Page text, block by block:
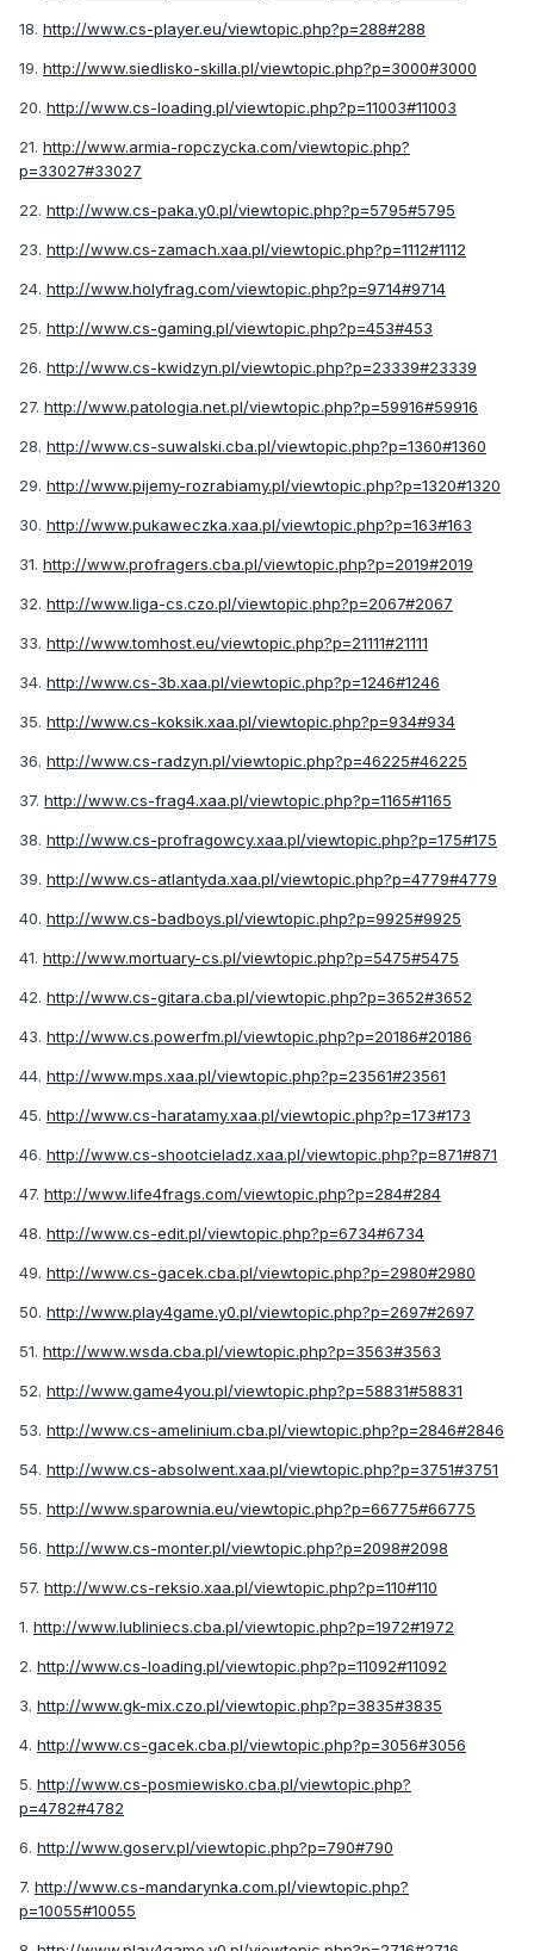
18. http://www.cs-player.eu/viewtopic.php?p=288#288
19. http://www.siedlisko-skilla.pl/viewtopic.php?p=3000#3000
20. http://www.cs-loading.pl/viewtopic.php?p=11003#11003
21. http://www.armia-ropczycka.com/viewtopic.php?
p=33027#33027
22. http://www.cs-paka.y0.pl/viewtopic.php?p=5795#5795
23. http://www.cs-zamach.xaa.pl/viewtopic.php?p=1112#1112
24. http://www.holyfrag.com/viewtopic.php?p=9714#9714
25. http://www.cs-gaming.pl/viewtopic.php?p=453#453
26. http://www.cs-kwidzyn.pl/viewtopic.php?p=23339#23339
27. http://www.patologia.net.pl/viewtopic.php?p=59916#59916
28. http://www.cs-suwalski.cba.pl/viewtopic.php?p=1360#1360
29. http://www.pijemy-rozrabiamy.pl/viewtopic.php?p=1320#1320
30. http://www.pukaweczka.xaa.pl/viewtopic.php?p=163#163
31. http://www.profragers.cba.pl/viewtopic.php?p=2019#2019
32. http://www.liga-cs.czo.pl/viewtopic.php?p=2067#2067
33. http://www.tomhost.eu/viewtopic.php?p=21111#21111
34. http://www.cs-3b.xaa.pl/viewtopic.php?p=1246#1246
35. http://www.cs-koksik.xaa.pl/viewtopic.php?p=934#934
36. http://www.cs-radzyn.pl/viewtopic.php?p=46225#46225
37. http://www.cs-frag4.xaa.pl/viewtopic.php?p=1165#1165
38. http://www.cs-profragowcy.xaa.pl/viewtopic.php?p=175#175
39. http://www.cs-atlantyda.xaa.pl/viewtopic.php?p=4779#4779
40. http://www.cs-badboys.pl/viewtopic.php?p=9925#9925
41. http://www.mortuary-cs.pl/viewtopic.php?p=5475#5475
42. http://www.cs-gitara.cba.pl/viewtopic.php?p=3652#3652
43. http://www.cs.powerfm.pl/viewtopic.php?p=20186#20186
44. http://www.mps.xaa.pl/viewtopic.php?p=23561#23561
45. http://www.cs-haratamy.xaa.pl/viewtopic.php?p=173#173
46. http://www.cs-shootcieladz.xaa.pl/viewtopic.php?p=871#871
47. http://www.life4frags.com/viewtopic.php?p=284#284
48. http://www.cs-edit.pl/viewtopic.php?p=6734#6734
49. http://www.cs-gacek.cba.pl/viewtopic.php?p=2980#2980
50. http://www.play4game.y0.pl/viewtopic.php?p=2697#2697
51. http://www.wsda.cba.pl/viewtopic.php?p=3563#3563
52. http://www.game4you.pl/viewtopic.php?p=58831#58831
53. http://www.cs-amelinium.cba.pl/viewtopic.php?p=2846#2846
54. http://www.cs-absolwent.xaa.pl/viewtopic.php?p=3751#3751
55. http://www.sparownia.eu/viewtopic.php?p=66775#66775
56. http://www.cs-monter.pl/viewtopic.php?p=2098#2098
57. http://www.cs-reksio.xaa.pl/viewtopic.php?p=110#110
1. http://www.lubliniecs.cba.pl/viewtopic.php?p=1972#1972
2. http://www.cs-loading.pl/viewtopic.php?p=11092#11092
3. http://www.gk-mix.czo.pl/viewtopic.php?p=3835#3835
4. http://www.cs-gacek.cba.pl/viewtopic.php?p=3056#3056
5. http://www.cs-posmiewisko.cba.pl/viewtopic.php?
p=4782#4782
6. http://www.goserv.pl/viewtopic.php?p=790#790
7. http://www.cs-mandarynka.com.pl/viewtopic.php?
p=10055#10055